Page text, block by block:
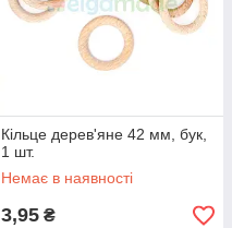
Кільце дерев'яне 42 мм, бук,
1 шт.
Немає в наявності
3,95 ₴